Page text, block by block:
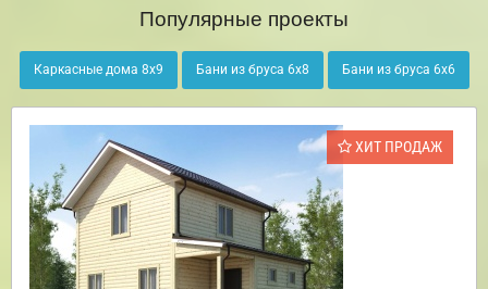
Популярные проекты
Каркасные дома 8х9 Бани из бруса 6х8 Бани из бруса 6х6
ХИТ ПРОДАЖ